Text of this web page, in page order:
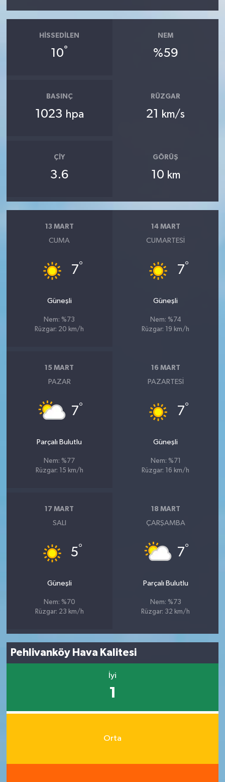
HISSEDILEN
10°
NEM
%59
BASINÇ
1023 hpa
RÜZGAR
21 km/s
ÇIY
3.6
GÖRÜŞ
10 km
13 MART
CUMA
7°
Güneşli
Nem: %73
Rüzgar: 20 km/h
14 MART
CUMARTESI
7°
Güneşli
Nem: %74
Rüzgar: 19 km/h
15 MART
PAZAR
7°
Parçalı Bulutlu
Nem: %77
Rüzgar: 15 km/h
16 MART
PAZARTESI
7°
Güneşli
Nem: %71
Rüzgar: 16 km/h
17 MART
SALI
5°
Güneşli
Nem: %70
Rüzgar: 23 km/h
18 MART
ÇARŞAMBA
7°
Parçalı Bulutlu
Nem: %73
Rüzgar: 32 km/h
Pehlivanköy Hava Kalitesi
İyi
1
Orta